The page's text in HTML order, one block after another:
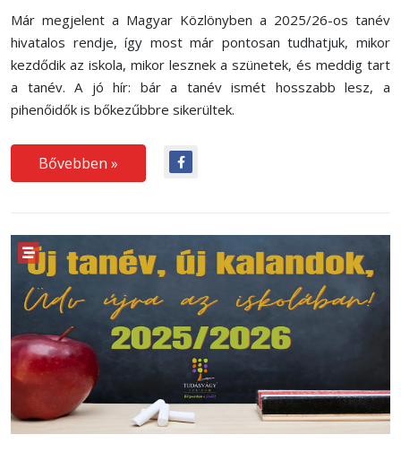
Már megjelent a Magyar Közlönyben a 2025/26-os tanév
hivatalos rendje, így most már pontosan tudhatjuk, mikor
kezdődik az iskola, mikor lesznek a szünetek, és meddig tart
a tanév. A jó hír: bár a tanév ismét hosszabb lesz, a
pihenőidők is bőkezűbbre sikerültek.
Bővebben »